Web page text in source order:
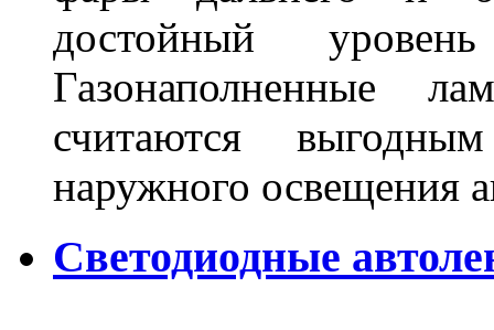
достойный
Газонаполненные
считаются
наружного освещения
Светодиодные